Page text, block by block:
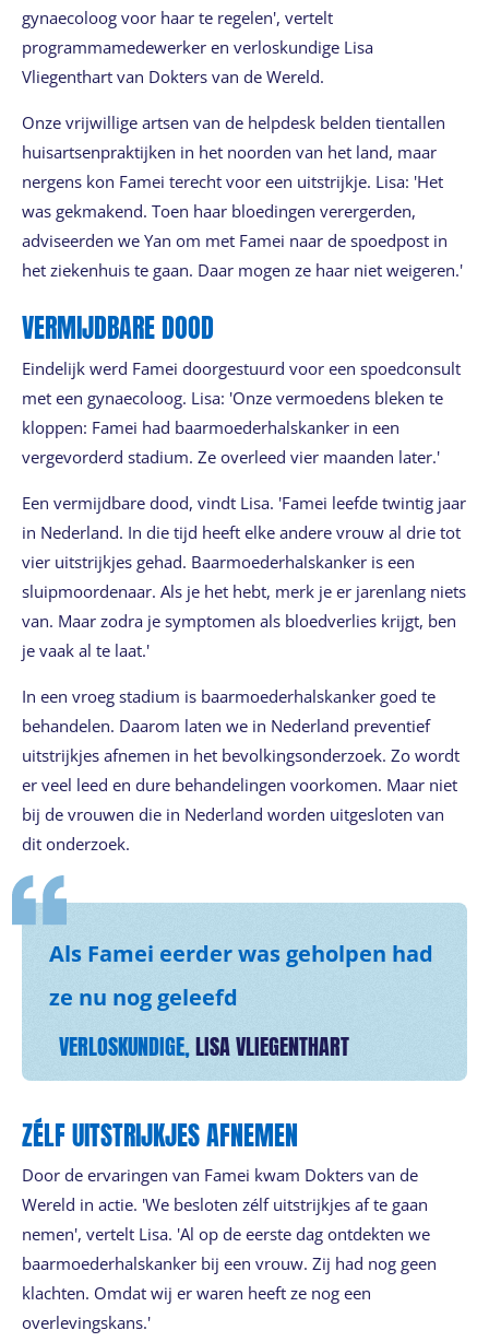
gynaecoloog voor haar te regelen', vertelt
programmamedewerker en verloskundige Lisa
Vliegenthart van Dokters van de Wereld.
Onze vrijwillige artsen van de helpdesk belden tientallen
huisartsenpraktijken in het noorden van het land, maar
nergens kon Famei terecht voor een uitstrijkje. Lisa: 'Het
was gekmakend. Toen haar bloedingen verergerden,
adviseerden we Yan om met Famei naar de spoedpost in
het ziekenhuis te gaan. Daar mogen ze haar niet weigeren.'
VERMIJDBARE DOOD
Eindelijk werd Famei doorgestuurd voor een spoedconsult
met een gynaecoloog. Lisa: 'Onze vermoedens bleken te
kloppen: Famei had baarmoederhalskanker in een
vergevorderd stadium. Ze overleed vier maanden later.'
Een vermijdbare dood, vindt Lisa. 'Famei leefde twintig jaar
in Nederland. In die tijd heeft elke andere vrouw al drie tot
vier uitstrijkjes gehad. Baarmoederhalskanker is een
sluipmoordenaar. Als je het hebt, merk je er jarenlang niets
van. Maar zodra je symptomen als bloedverlies krijgt, ben
je vaak al te laat.'
In een vroeg stadium is baarmoederhalskanker goed te
behandelen. Daarom laten we in Nederland preventief
uitstrijkjes afnemen in het bevolkingsonderzoek. Zo wordt
er veel leed en dure behandelingen voorkomen. Maar niet
bij de vrouwen die in Nederland worden uitgesloten van
dit onderzoek.
Als Famei eerder was geholpen had
ze nu nog geleefd
VERLOSKUNDIGE,LISA VLIEGENTHART
ZÉLF UITSTRIJKJES AFNEMEN
Door de ervaringen van Famei kwam Dokters van de
Wereld in actie. 'We besloten zélf uitstrijkjes af te gaan
nemen', vertelt Lisa. 'Al op de eerste dag ontdekten we
baarmoederhalskanker bij een vrouw. Zij had nog geen
klachten. Omdat wij er waren heeft ze nog een
overlevingskans.'